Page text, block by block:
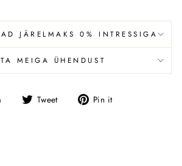
JÄRELMAKS 0% INTRESSIGA
MEIGA ÜHENDUST
Jaga
Tweet Tweet Pin it